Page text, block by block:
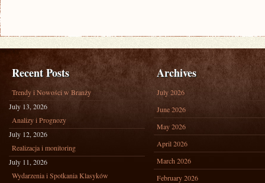
Recent Posts
Trendy i Nowości w Branży
July 13, 2026
Analizy i Prognozy
July 12, 2026
Realizacja i monitoring
July 11, 2026
Wydarzenia i Spotkania Klasyków
Archives
July 2026
June 2026
May 2026
April 2026
March 2026
February 2026